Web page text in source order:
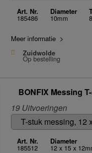
Art. Nr.
185486
Diameter
10mm
Meer informatie >
Zuidwolde
Op bestelling
BONFIX Messing
19 Uitvoeringen
Art. Nr.
185512
Diameter
12 x 15 x